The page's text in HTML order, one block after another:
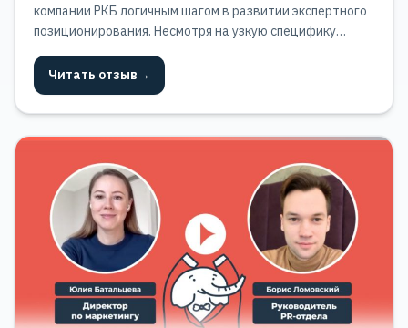
компании РКБ логичным шагом в развитии экспертного
позиционирования. Несмотря на узкую специфику
принесла значимый результат в виде большого
количества экспертных комментариев в СМИ.
Читать отзыв→